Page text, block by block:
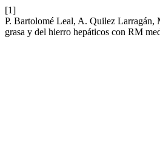
[1]
P. Bartolomé Leal, A. Quilez
grasa y del hierro hepáticos con RM